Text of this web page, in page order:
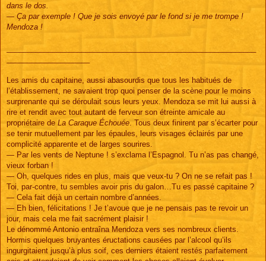
dans le dos.
— Ça par exemple ! Que je sois envoyé par le fond si je me trompe !
Mendoza !
Les amis du capitaine, aussi abasourdis que tous les habitués de
l’établissement, ne savaient trop quoi penser de la scène pour le moins
surprenante qui se déroulait sous leurs yeux. Mendoza se mit lui aussi à
rire et rendit avec tout autant de ferveur son étreinte amicale au
propriétaire de La Caraque Échouée . Tous deux finirent par s’écarter pour
se tenir mutuellement par les épaules, leurs visages éclairés par une
complicité apparente et de larges sourires.
— Par les vents de Neptune ! s’exclama l’Espagnol. Tu n’as pas changé,
vieux forban !
— Oh, quelques rides en plus, mais que veux-tu ? On ne se refait pas !
Toi, par-contre, tu sembles avoir pris du galon…Tu es passé capitaine ?
— Cela fait déjà un certain nombre d’années.
— Eh bien, félicitations ! Je t’avoue que je ne pensais pas te revoir un
jour, mais cela me fait sacrément plaisir !
Le dénommé Antonio entraîna Mendoza vers ses nombreux clients.
Hormis quelques bruyantes éructations causées par l’alcool qu’ils
ingurgitaient jusqu’à plus soif, ces derniers étaient restés parfaitement